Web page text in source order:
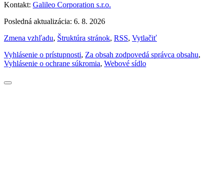
Kontakt: Galileo Corporation s.r.o.
Posledná aktualizácia: 6. 8. 2026
Zmena vzhľadu, Štruktúra stránok, RSS, Vytlačiť
Vyhlásenie o prístupnosti, Za obsah zodpovedá správca obsahu,
Vyhlásenie o ochrane súkromia, Webové sídlo